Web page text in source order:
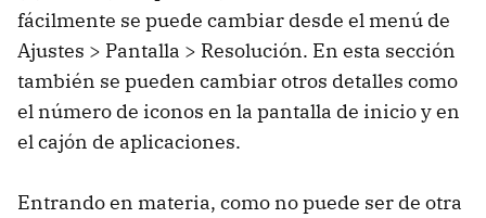
fácilmente se puede cambiar desde el menú de
Ajustes > Pantalla > Resolución. En esta sección
también se pueden cambiar otros detalles como
el número de iconos en la pantalla de inicio y en
el cajón de aplicaciones.
Entrando en materia, como no puede ser de otra